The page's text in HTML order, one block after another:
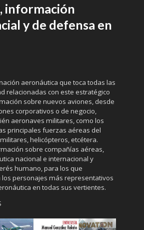
información
y de defensa en
aeronáutica que toca todas las
relacionadas con este estratégico
sobre nuevos aviones, desde
corporativos o de negocio,
aeronaves militares, como los
principales fuerzas aéreas del
helicópteros, etcétera.
sobre compañías aéreas,
nacional e internacional y
humano, para los que
los personajes más representativos
en todas sus vertientes.